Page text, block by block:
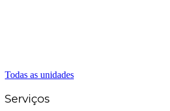
Todas as unidades
Serviços